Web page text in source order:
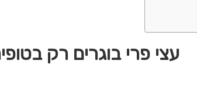
עצי פרי בוגרים רק